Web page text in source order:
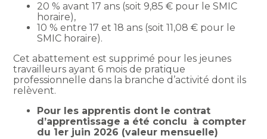
20 % avant 17 ans (soit 9,85 € pour le SMIC
horaire),
10 % entre 17 et 18 ans (soit 11,08 € pour le
SMIC horaire).
Cet abattement est supprimé pour les jeunes
travailleurs ayant 6 mois de pratique
professionnelle dans la branche d’activité dont ils
relèvent.
Pour les apprentis dont le contrat
d’apprentissage a été conclu à compter
du 1er juin 2026 (valeur mensuelle)